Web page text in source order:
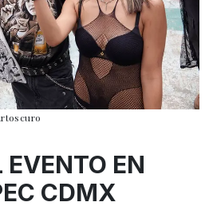
EVENTO EN
CDMX